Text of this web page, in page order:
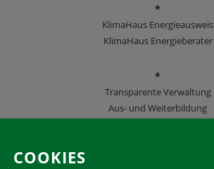
*
KlimaHaus Energieausweis
KlimaHaus Energieberater
*
Transparente Verwaltung
Aus- und Weiterbildung
COOKIES